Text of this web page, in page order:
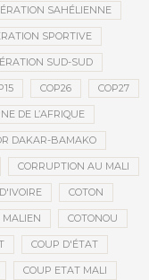
SAHÉLIENNE
SPORTIVE
SUD-SUD
COP26 COP27
DE L’AFRIQUE
DAKAR-BAMAKO
CORRUPTION AU MALI
COTON
MALIEN COTONOU
COUP D'ÉTAT
COUP ETAT MALI